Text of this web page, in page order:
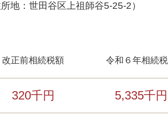
地：世田谷区上祖師谷5-25-2）
改正前相続税額 令和６年相続
320千円 5,335千円